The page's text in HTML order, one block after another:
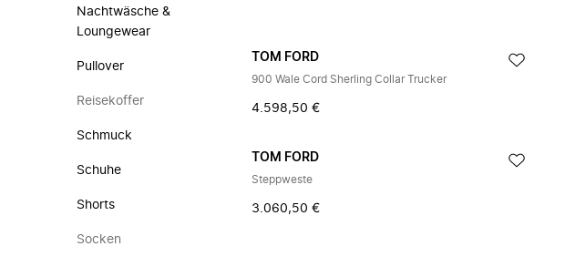
Nachtwäsche &
Loungewear
Pullover
Reisekoffer
Schmuck
Schuhe
Shorts
Socken
TOM FORD
900 Wale Cord Sherling Collar Trucker
4.598,50 €
TOM FORD
Steppweste
3.060,50 €